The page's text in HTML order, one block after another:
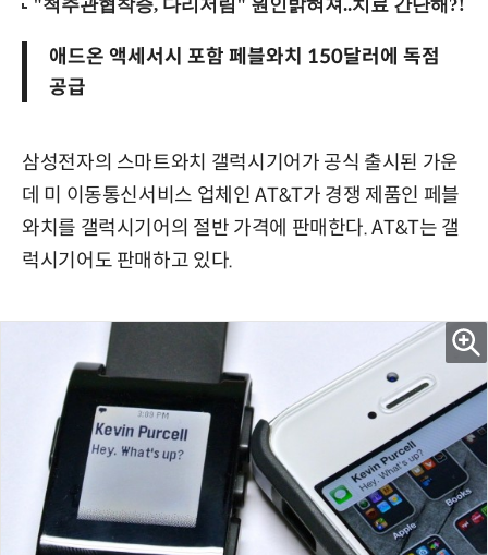
애드온 액세서시 포함 페블와치 150달러에 독점
공급
삼성전자의 스마트와치 갤럭시기어가 공식 출시된 가운
데 미 이동통신서비스 업체인 AT&T가 경쟁 제품인 페블
와치를 갤럭시기어의 절반 가격에 판매한다. AT&T는 갤
럭시기어도 판매하고 있다.